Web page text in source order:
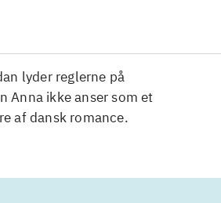
lyder reglerne på
Anna ikke anser som et
af dansk romance.